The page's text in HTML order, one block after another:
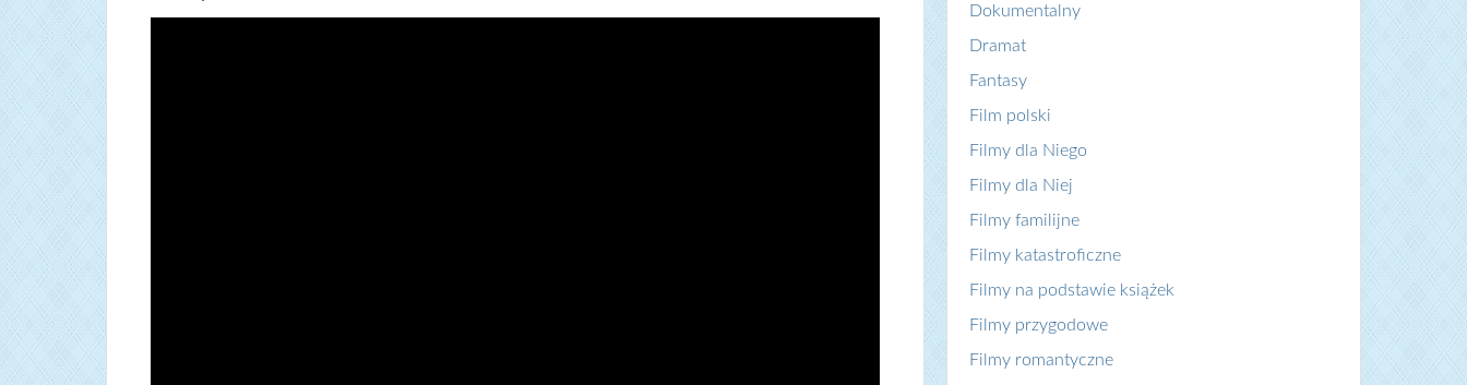
Dokumentalny
Dramat
Fantasy
Film polski
Filmy dla Niego
Filmy dla Niej
Filmy familijne
Filmy katastroficzne
Filmy na podstawie książek
Filmy przygodowe
Filmy romantyczne